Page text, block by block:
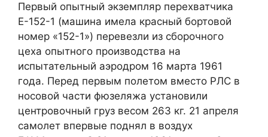
Первый опытный экземпляр перехватчика
Е-152-1 (машина имела красный бортовой
номер «152-1») перевезли из сборочного
цеха опытного производства на
испытательный аэродром 16 марта 1961
года. Перед первым полетом вместо РЛС в
носовой части фюзеляжа установили
центровочный груз весом 263 кг. 21 апреля
самолет впервые поднял в воздух